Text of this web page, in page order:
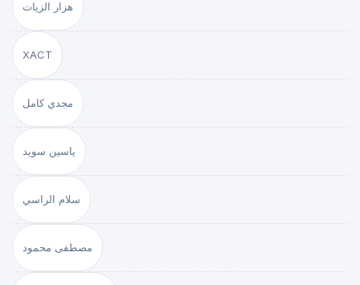
هزار الزيات
XACT
مجدي كامل
ياسين سويد
سلام الراسي
مصطفى محمود